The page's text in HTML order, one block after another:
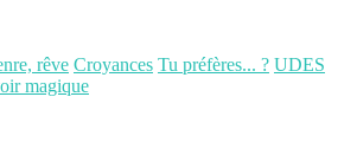
rêve Croyances Tu préfères... ? UDES
magique